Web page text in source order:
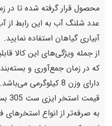
محصول قرار گرفته شده تا در
عدد شلنگ آب به این رابط
آبیاری گیاهان استفاده نمایید.
از جمله ویژگی‌های این کالا
که در زمان جمع‌آوری و
دارای وزن 8 کیلوگرمی می‌باشد.
به صرفه‌تر از انواع